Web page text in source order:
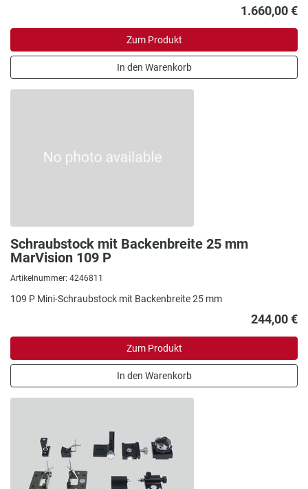
1.660,00 €
Zum Produkt
In den Warenkorb
Schraubstock mit Backenbreite 25 mm
MarVision 109 P
Artikelnummer: 4246811
109 P Mini-Schraubstock mit Backenbreite 25 mm
244,00 €
Zum Produkt
In den Warenkorb